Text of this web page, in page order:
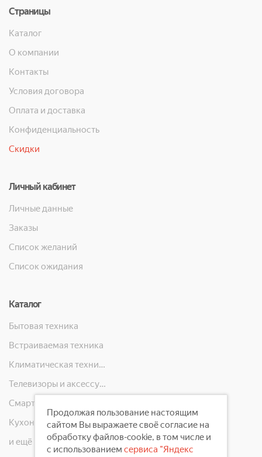
Страницы
Каталог
О компании
Контакты
Условия договора
Оплата и доставка
Конфиденциальность
Скидки
Личный кабинет
Личные данные
Заказы
Список желаний
Список ожидания
Каталог
Бытовая техника
Встраиваемая техника
Климатическая техника
Телевизоры и аксессуары
Кухонная техника
и ещё 10 категорий
Продолжая пользование настоящим
сайтом Вы выражаете своё согласие на
обработку файлов-cookie, в том числе и
с использованием сервиса "Яндекс